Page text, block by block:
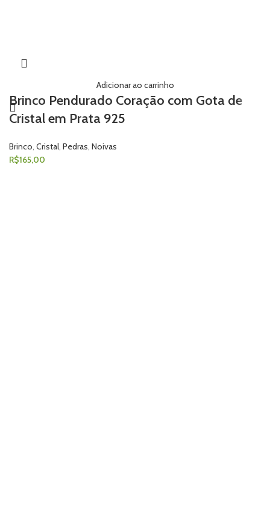
Adicionar ao carrinho
Brinco Pendurado Coração com Gota de
Cristal em Prata 925
Brinco, Cristal, Pedras, Noivas
R$165,00